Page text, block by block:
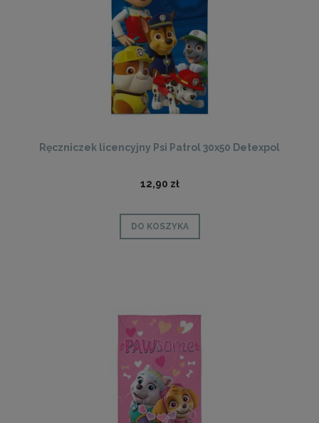
Ręczniczek licencyjny Psi Patrol 30x50 Detexpol
12,90 zł
DO KOSZYKA